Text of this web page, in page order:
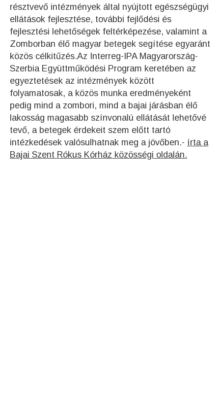
résztvevő intézmények által nyújtott egészségügyi
ellátások fejlesztése, további fejlődési és
fejlesztési lehetőségek feltérképezése, valamint a
Zomborban élő magyar betegek segítése egyaránt
közös célkitűzés.Az Interreg-IPA Magyarország-
Szerbia Együttműködési Program keretében az
egyeztetések az intézmények között
folyamatosak, a közös munka eredményeként
pedig mind a zombori, mind a bajai járásban élő
lakosság magasabb színvonalú ellátását lehetővé
tevő, a betegek érdekeit szem előtt tartó
intézkedések valósulhatnak meg a jövőben.- írta a
Bajai Szent Rókus Kórház közösségi oldalán.